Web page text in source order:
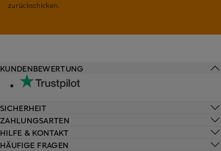
zurückschicken.
HILFE & KONTAKT
HÄUFIGE FRAGEN
KUNDENBEWERTUNG
SICHERHEIT
ZAHLUNGSARTEN